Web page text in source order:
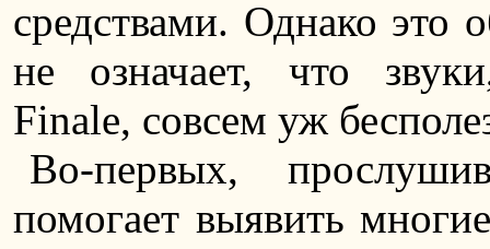
средствами. Однако это
не означает, что
Finale, совсем уж
Во-первых,
помогает выявить